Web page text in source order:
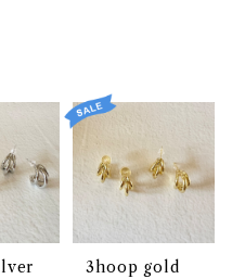
3hoop gold